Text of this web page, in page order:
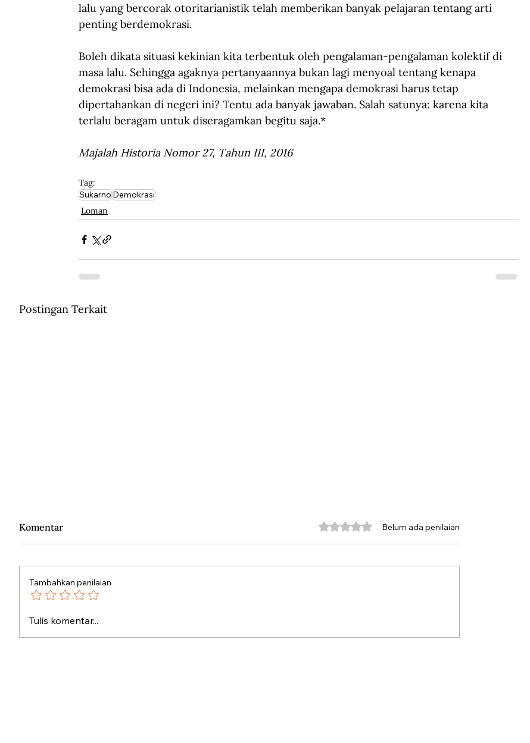
lalu yang bercorak otoritarianistik telah memberikan banyak pelajaran tentang arti
penting berdemokrasi.
Boleh dikata situasi kekinian kita terbentuk oleh pengalaman-pengalaman kolektif di
masa lalu. Sehingga agaknya pertanyaannya bukan lagi menyoal tentang kenapa
demokrasi bisa ada di Indonesia, melainkan mengapa demokrasi harus tetap
dipertahankan di negeri ini? Tentu ada banyak jawaban. Salah satunya: karena kita
terlalu beragam untuk diseragamkan begitu saja.*
Majalah Historia Nomor 27, Tahun III, 2016
Tag:
SukarnoDemokrasi
Loman
Postingan Terkait
Memori dan Hegemoni
Komentar Dinilai 0 dari 5 bintang.
Belum ada penilaian
Tambahkan penilaian
Tulis komentar...